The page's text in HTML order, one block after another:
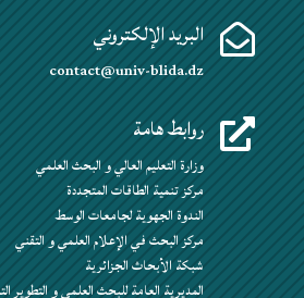
 البريد الإلكتروني
contact@univ-blida.dz
 روابط هامة
وزارة التعليم العالي و البحث العلمي
مركز تنمية الطاقات المتجددة
الندوة الجهوية لجامعات الوسط
مركز البحث في الإعلام العلمي و التقني
شبكة الأبحاث الجزائرية
المديرية العامة للبحث العلمي و التطوير